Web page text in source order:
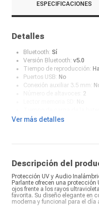
ESPECIFICACIONES
Detalles
Bluetooth: Sí
Versión Bluetooth: v5.0
Tiempo de reproducción:
Puertos USB: No
Conexión auxiliar 3.5 mm:
2
Color:Negro
Ver más detalles
Descripción del
Protección UV y Audio
Parlante ofrecen una
ojos frente a los rayos
favorita. Su diseño elegante en
moderna y funcional para el día